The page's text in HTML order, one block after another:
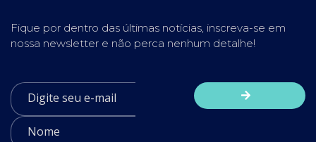
Fique por dentro das últimas notícias, inscreva-se em
nossa newsletter e não perca nenhum detalhe!